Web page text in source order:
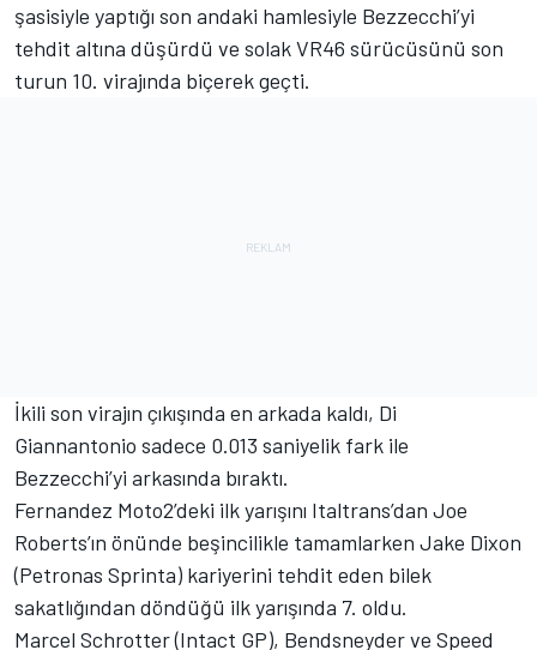
şasisiyle yaptığı son andaki hamlesiyle Bezzecchi’yi
tehdit altına düşürdü ve solak VR46 sürücüsünü son
turun 10. virajında biçerek geçti.
İkili son virajın çıkışında en arkada kaldı, Di
Giannantonio sadece 0.013 saniyelik fark ile
Bezzecchi’yi arkasında bıraktı.
Fernandez Moto2’deki ilk yarışını Italtrans’dan Joe
Roberts’ın önünde beşincilikle tamamlarken Jake Dixon
(Petronas Sprinta) kariyerini tehdit eden bilek
sakatlığından döndüğü ilk yarışında 7. oldu.
Marcel Schrotter (Intact GP), Bendsneyder ve Speed